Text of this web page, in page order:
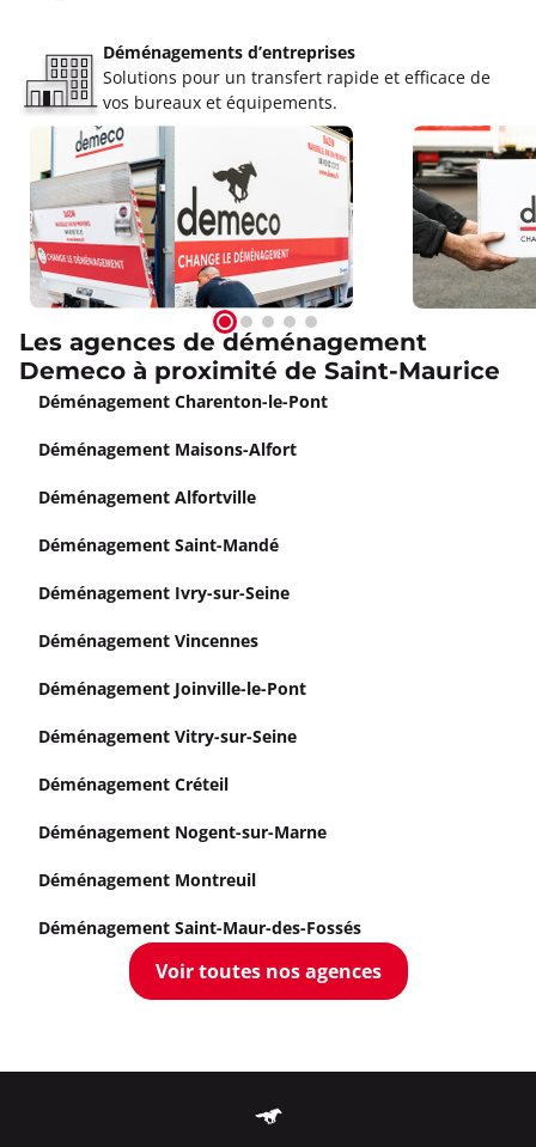
Déménagements d’entreprises
Solutions pour un transfert rapide et efficace de
vos bureaux et équipements.
Les agences de déménagement
Demeco à proximité de Saint-Maurice
Déménagement Charenton-le-Pont
Déménagement Maisons-Alfort
Déménagement Alfortville
Déménagement Saint-Mandé
Déménagement Ivry-sur-Seine
Déménagement Vincennes
Déménagement Joinville-le-Pont
Déménagement Vitry-sur-Seine
Déménagement Créteil
Déménagement Nogent-sur-Marne
Déménagement Montreuil
Déménagement Saint-Maur-des-Fossés
Voir toutes nos agences